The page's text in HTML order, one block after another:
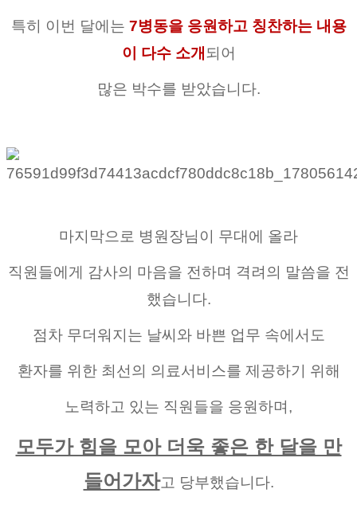
특히 이번 달에는 7병동을 응원하고 칭찬하는 내용
이 다수 소개 되어
많은 박수를 받았습니다.
마지막으로 병원장님이 무대에 올라
직원들에게 감사의 마음을 전하며 격려의 말씀을 전
했습니다.
점차 무더워지는 날씨와 바쁜 업무 속에서도
환자를 위한 최선의 의료서비스를 제공하기 위해
노력하고 있는 직원들을 응원하며,
모두가 힘을 모아 더욱 좋은 한 달을 만
들어가자고 당부했습니다.